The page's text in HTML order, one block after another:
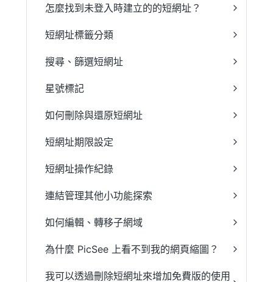
怎麼找到未登入時建立的的短網址？
短網址標籤分類
搜尋、篩選短網址
星號標記
如何刪除與還原短網址
短網址期限設定
短網址操作紀錄
連結管理其他小功能探索
如何編輯、轉移子網域
為什麼 PicSee 上看不到我的網頁縮圖？
我可以透過刪除短網址來增加免費版的使用